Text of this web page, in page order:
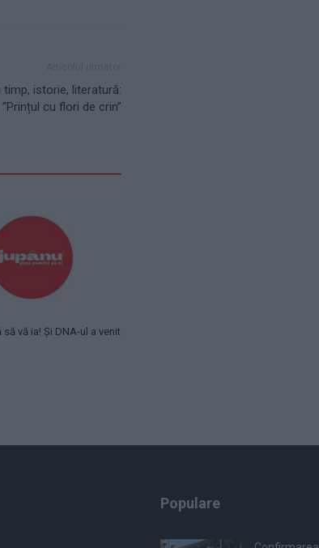
istorie, literatură:
”Prințul cu flori de crin”
să vă ia! Și DNA-ul a venit
Populare